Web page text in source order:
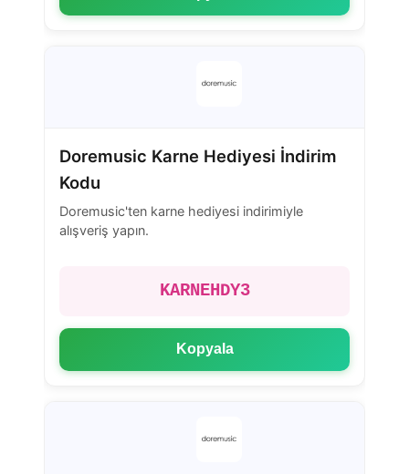
Doremusic Karne Hediyesi İndirim
Kodu
Doremusic'ten karne hediyesi indirimiyle
alışveriş yapın.
KARNEHDY3
Kopyala